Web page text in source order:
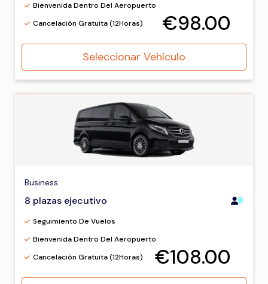
Bienvenida Dentro Del Aeropuerto
Cancelación Gratuita (12Horas)
€98.00
Seleccionar Vehículo
Business
8 plazas ejecutivo 8
Seguimiento De Vuelos
Bienvenida Dentro Del Aeropuerto
Cancelación Gratuita (12Horas)
€108.00